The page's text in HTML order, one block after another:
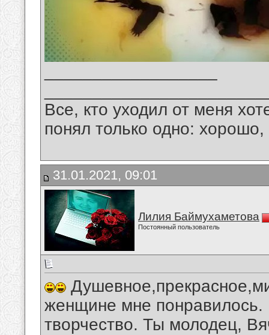
Все, кто уходил от меня
понял только одно:
31.01.2021, 09:01
Лилия Баймухаметова
Постоянный пользователь
женщине мне
творчество. Ты молодец,